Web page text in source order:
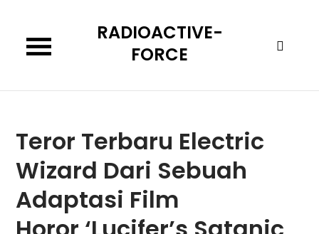
content
RADIOACTIVE-
FORCE
Teror Terbaru Electric
Wizard Dari Sebuah
Adaptasi Film